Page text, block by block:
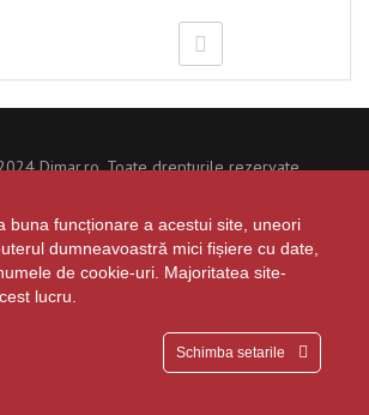
Dimar.ro. Toate drepturile rezervate
privind protectia datelor personale
cookie-urile
buna funcționare a acestui site, uneori
dumneavoastră mici fișiere cu date,
de cookie-uri. Majoritatea site-
lucru.
Schimba setarile